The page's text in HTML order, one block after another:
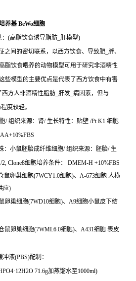
养基 BeWo细胞
(高脂饮食诱导脂肪_肝模型)
之间的密切联系，以西方饮食、导致肥_胖、
脂饮食喂养的动物模型可用于研究非酒精性
些模型的主要优点是代表了西方饮食中有害
方人非酒精性脂肪_肝发_病因素，但与
度较轻。
/ 组织来源：肾/ 生长特性：贴壁 /Pt K1 细胞
：小鼠胚胎成纤维细胞/ 组织来源：胚胎/ 生
Clone8细胞培养条件： DMEM-H +10%FBS
鼠卵巢细胞(7WCY1.0细胞)、A-673细胞 人横
应)
卵巢细胞(7WD10细胞)、A9细胞小鼠皮下结
鼠卵巢细胞(7WML6.0细胞)、A431细胞 表皮
液(PBS)配制：
71.6g加蒸馏水至1000ml)